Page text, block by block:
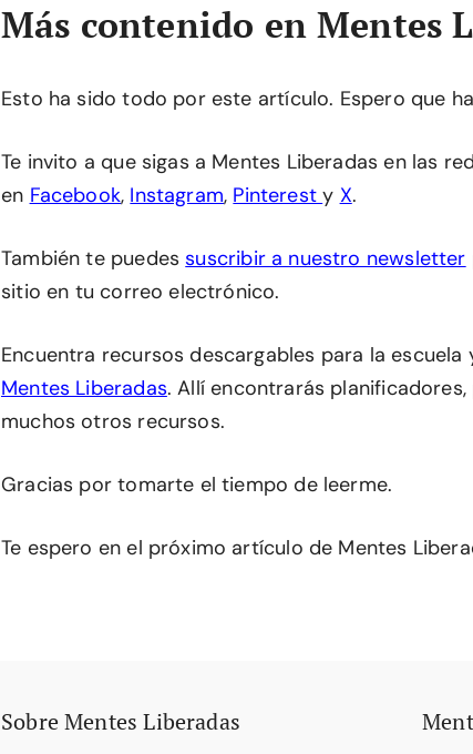
Más contenido en Mentes
Esto ha sido todo por este artículo. Espero que
Te invito a que sigas a Mentes Liberadas en las
en Facebook, Instagram, Pinteresty X.
También te puedessuscribir a nuestro newsletter
sitio en tu correo electrónico.
Encuentra recursos descargables para la escuela
Mentes Liberadas. Allí encontrarás
muchos otros recursos.
Gracias por tomarte el tiempo de leerme.
Te espero en el próximo artículo de Mentes
Sobre Mentes Liberadas